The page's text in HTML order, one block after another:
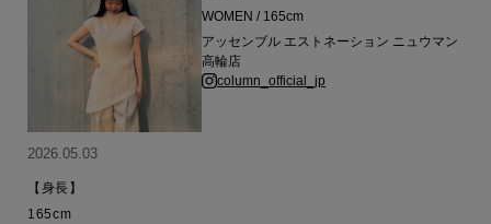
WOMEN / 165cm
アッセンブル エストネーション ニュウマン
高輪店
column_official_jp
2026.05.03
【身長】
165cm